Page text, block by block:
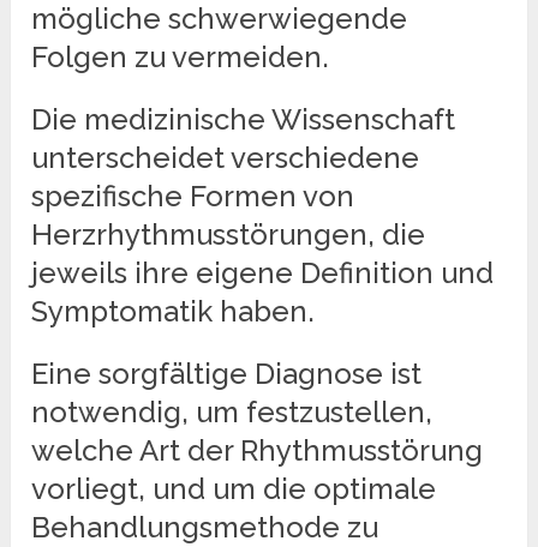
mögliche schwerwiegende
Folgen zu vermeiden.
Die medizinische Wissenschaft
unterscheidet verschiedene
spezifische Formen von
Herzrhythmusstörungen, die
jeweils ihre eigene Definition und
Symptomatik haben.
Eine sorgfältige Diagnose ist
notwendig, um festzustellen,
welche Art der Rhythmusstörung
vorliegt, und um die optimale
Behandlungsmethode zu